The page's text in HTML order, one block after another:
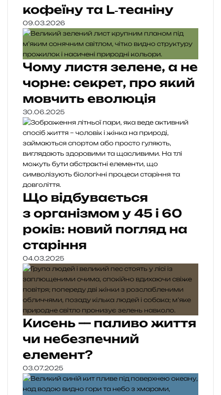
кофеїну та L‑теаніну
09.03.2026
Чому листя зелене, а не
чорне: секрет, про який
мовчить еволюція
30.06.2025
Що відбувається
з організмом у 45 і 60
років: новий погляд на
старіння
04.03.2025
Кисень — паливо життя
чи небезпечний
елемент?
03.07.2025